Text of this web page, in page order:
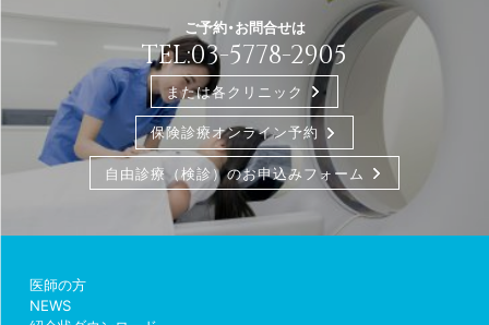
ご予約・お問合せは
TEL:03-5778-2905
または各クリニック
保険診療オンライン予約
自由診療（検診）のお申込みフォーム
医師の方
NEWS